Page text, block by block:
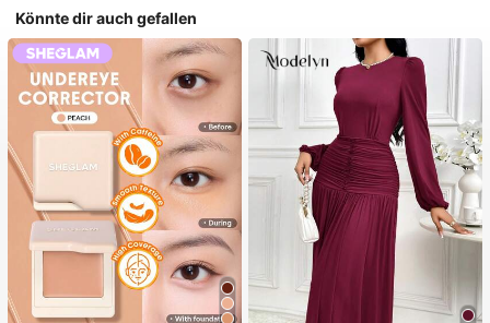
Könnte dir auch gefallen